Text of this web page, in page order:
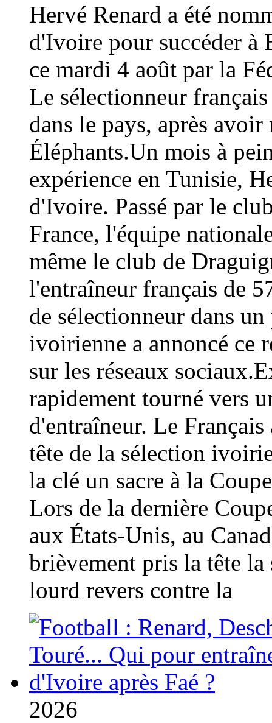
Hervé Renard a été
d'Ivoire pour succéder à
ce mardi 4 août par la
Le sélectionneur
dans le pays, après
Éléphants.Un mois à
expérience en Tunisie,
d'Ivoire. Passé par le
France, l'équipe
même le club de
l'entraîneur français de
de sélectionneur dans
ivoirienne a annoncé ce
sur les réseaux
rapidement tourné vers
d'entraîneur. Le
tête de la sélection
la clé un sacre à la
Lors de la dernière
aux États-Unis, au
brièvement pris la tête
lourd revers contre la
2026